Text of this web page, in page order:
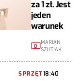
za 1 zł. Jest
jeden
warunek
0
MARIAN
SZUTIAK
SPRZĘT18:40